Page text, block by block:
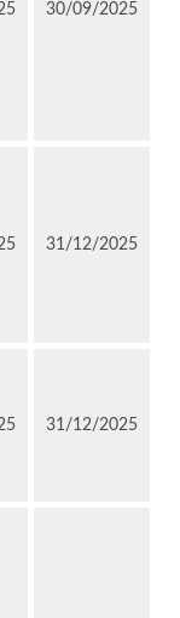
30/09/2025
31/12/2025
31/12/2025